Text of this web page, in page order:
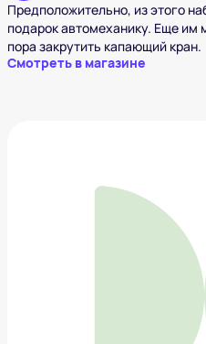
Предположительно, из этого
подарок автомеханику. Еще им
пора закрутить капающий кран.
Смотреть в магазине